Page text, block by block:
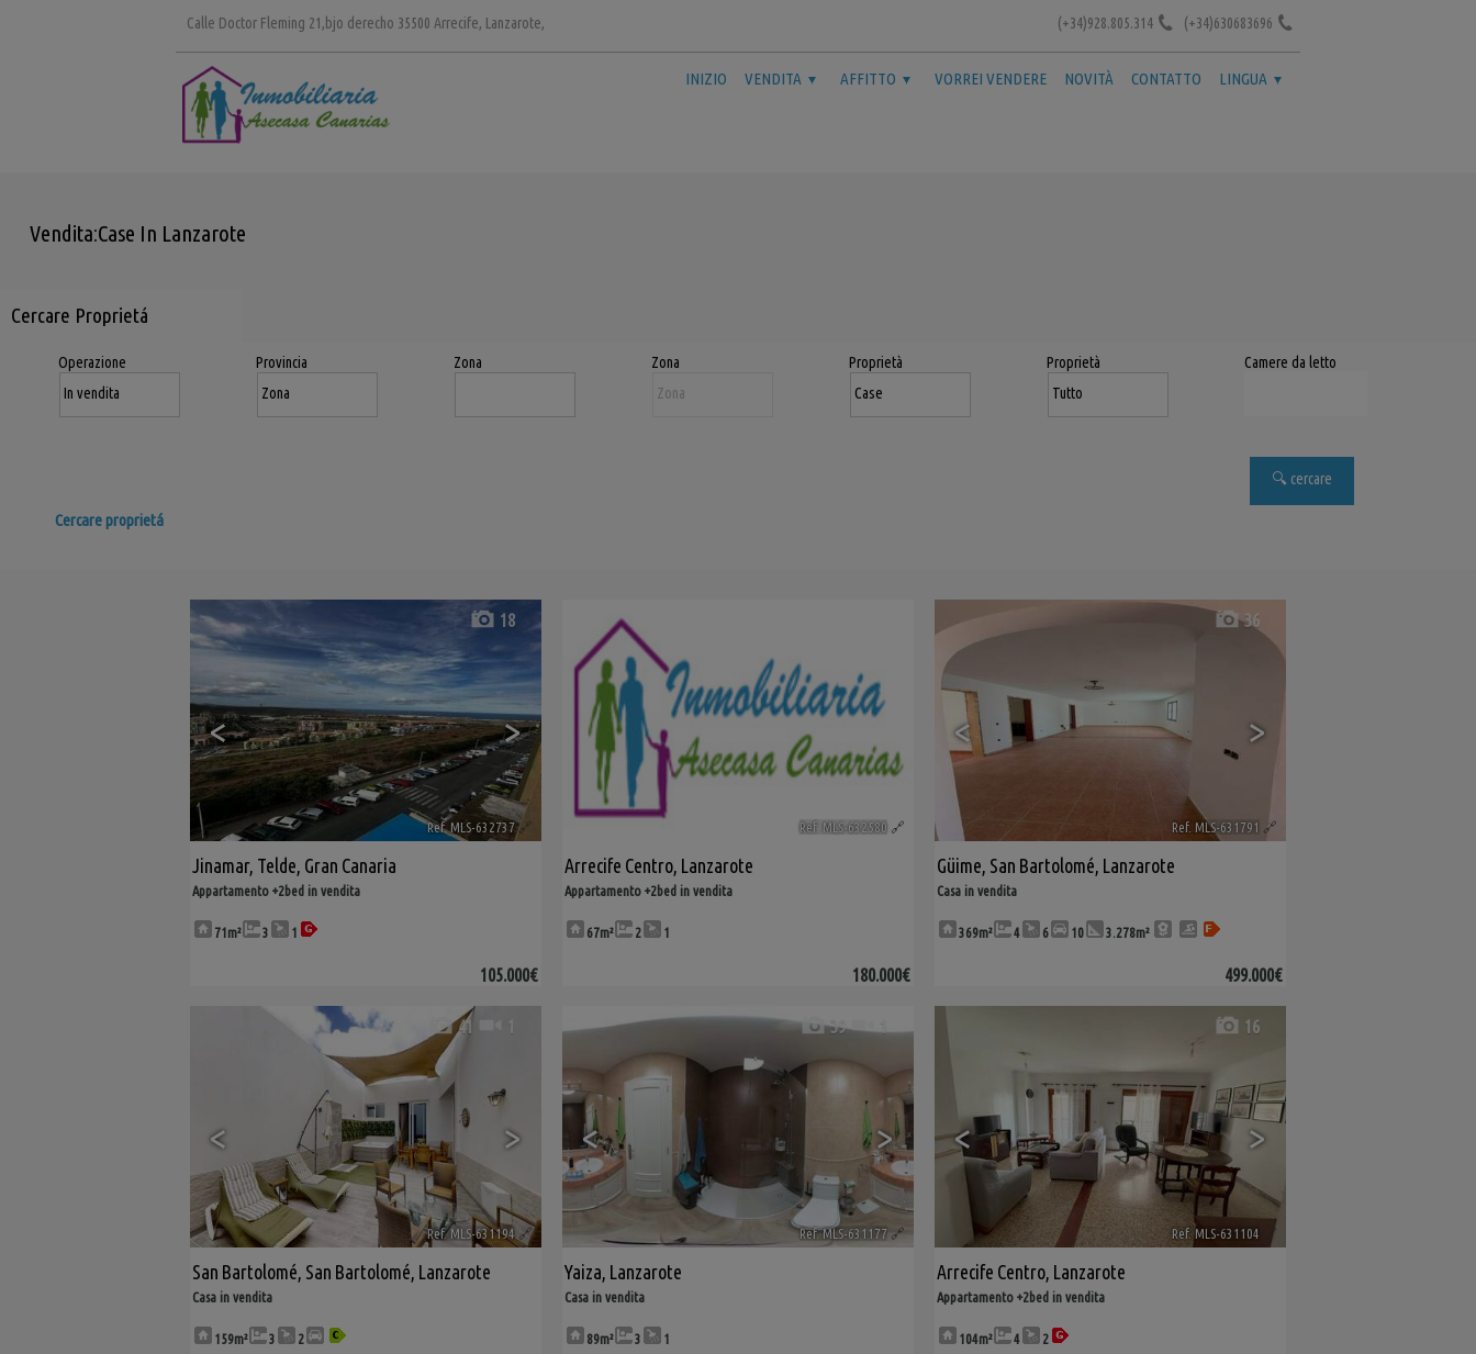
Calle Doctor Fleming 21,bjo derecho 35500 Arrecife, Lanzarote, (+34)928.805.314 (+34)630683696
INIZIO VENDITA AFFITTO VORREI VENDERE NOVITÀ CONTATTO LINGUA
Vendita:Case In Lanzarote
Cercare Proprietá
Operazione Provincia Zona Zona Proprietà Proprietà Camere da letto
Cercare proprietá
< >
18
Ref. MLS-632737 🔗
Jinamar, Telde, Gran Canaria
Appartamento +2bed in vendita
71m² 3 1
105.000€
Ref. MLS-632580 🔗
Arrecife Centro, Lanzarote
Appartamento +2bed in vendita
67m² 2 1
180.000€
< >
36
Ref. MLS-631791 🔗
Güime, San Bartolomé, Lanzarote
Casa in vendita
369m² 4 6 10 3.278m²
499.000€
< >
41 1
Ref. MLS-631194 🔗
San Bartolomé, San Bartolomé, Lanzarote
Casa in vendita
159m² 3 2
< >
39
Ref. MLS-631177 🔗
Yaiza, Lanzarote
Casa in vendita
89m² 3 1
< >
16
Ref. MLS-631104 🔗
Arrecife Centro, Lanzarote
Appartamento +2bed in vendita
104m² 4 2